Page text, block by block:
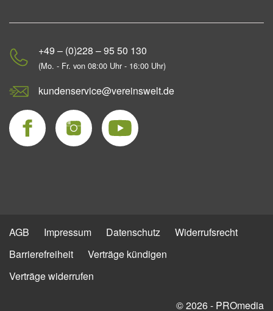
+49 – (0)228 – 95 50 130
(Mo. - Fr. von 08:00 Uhr - 16:00 Uhr)
kundenservice@vereinswelt.de
AGB Impressum Datenschutz
Widerrufsrecht
Barrierefreiheit
Verträge kündigen
Verträge widerrufen
© 2026 - PROmedia